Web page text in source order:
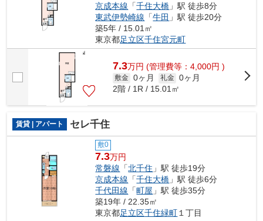
京成本線 「千住大橋 」駅 徒歩8分
東武伊勢崎線 「牛田 」駅 徒歩20分
築5年 / 15.01㎡
東京都足立区千住宮元町
7.3万円 (管理費等：4,000円 )
敷金 0ヶ月 礼金 0ヶ月
2階 / 1R / 15.01㎡
賃貸 | アパート セレ千住
敷0
7.3万円
常磐線 「北千住 」駅 徒歩19分
京成本線 「千住大橋 」駅 徒歩6分
千代田線 「町屋 」駅 徒歩35分
築19年 / 22.35㎡
東京都足立区千住緑町１丁目